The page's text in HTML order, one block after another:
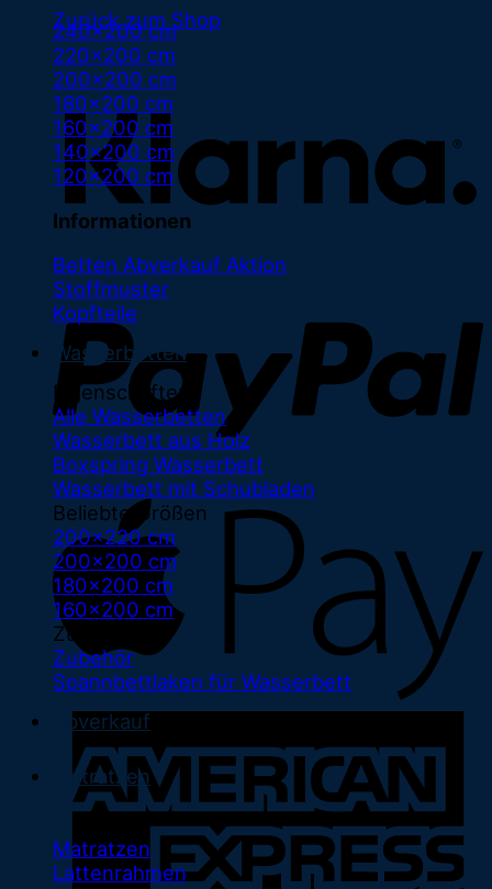
Zurück zum Shop
240x200 cm
220x200 cm
200x200 cm
180x200 cm
160x200 cm
140x200 cm
120x200 cm
Informationen
Betten Abverkauf
Stoffmuster
Kopfteile
Wasserbetten
Eigenschaften
Alle Wasserbetten
Wasserbett aus Holz
Boxspring Wasserbett
Wasserbett mit Schubladen
Beliebte Größen
200x220 cm
200x200 cm
180x200 cm
160x200 cm
Zubehör
Zubehör
Spannbettlaken für Wasserbett
Abverkauf
Matratzen
Matratzen
Lattenrahmen